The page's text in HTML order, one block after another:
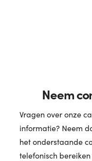
Neem
Vragen over onze
informatie? Neem
het onderstaande
telefonisch bereiken